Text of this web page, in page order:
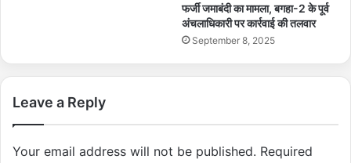
फर्जी जमाबंदी का मामला, बगहा-2 के पूर्व
अंचलाधिकारी पर कार्रवाई की तलवार
September 8, 2025
Leave a Reply
Your email address will not be published. Required